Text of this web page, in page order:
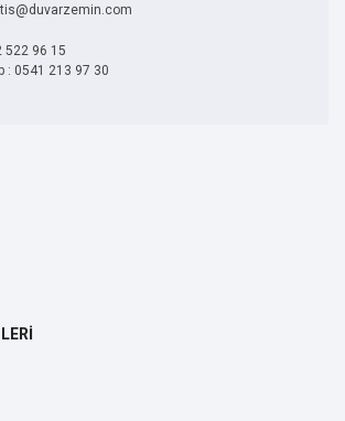
522 96 15
: 0541 213 97 30